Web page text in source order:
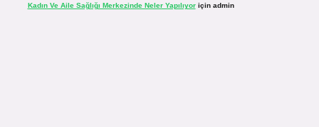
Kadın Ve Aile Sağlığı Merkezinde Neler Yapılıyoriçin admin